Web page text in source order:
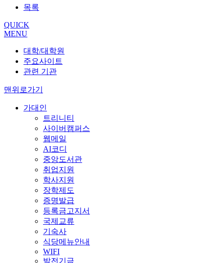
목록
QUICK
MENU
대학/대학원
주요사이트
관련 기관
맨위로가기
가대인
트리니티
사이버캠퍼스
웹메일
AI코디
중앙도서관
취업지원
학사지원
장학제도
증명발급
등록금고지서
국제교류
기숙사
식당메뉴안내
WIFI
발전기금